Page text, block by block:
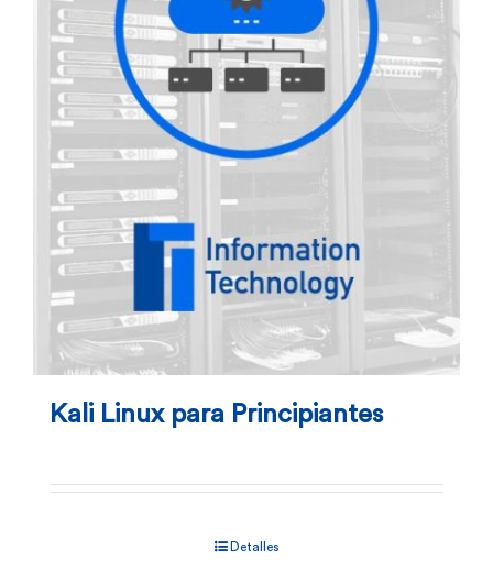
Kali Linux para Principiantes
Detalles